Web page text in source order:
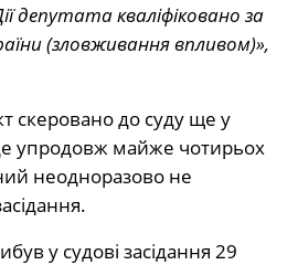
депутата кваліфіковано за
(зловживання впливом)»,
скеровано до суду ще у
упродовж майже чотирьох
неодноразово не
у судові засідання 29